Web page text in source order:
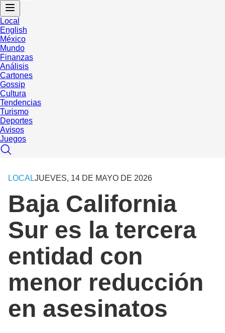
Local
English
México
Mundo
Finanzas
Análisis
Cartones
Gossip
Cultura
Tendencias
Turismo
Deportes
Avisos
Juegos
LOCALJUEVES, 14 DE MAYO DE 2026
Baja California
Sur es la tercera
entidad con
menor reducción
en asesinatos